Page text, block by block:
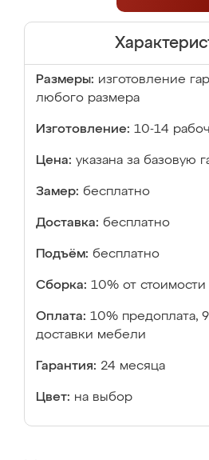
Размеры: изготовление
любого размера
Изготовление: 10-14
Цена: указана за базовую
Замер: бесплатно
Доставка: бесплатно
Подъём: бесплатно
Сборка: 10% от стоимости
Оплата: 10% предоплата,
доставки мебели
Гарантия: 24 месяца
Цвет: на выбор